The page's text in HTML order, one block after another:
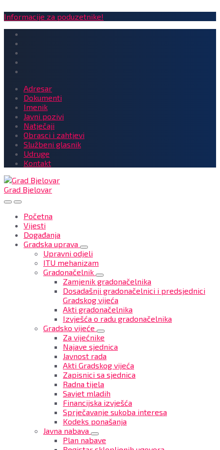
Informacije za poduzetnike!
Adresar
Dokumenti
Imenik
Javni pozivi
Natječaji
Obrasci i zahtjevi
Službeni glasnik
Udruge
Kontakt
Grad Bjelovar
Početna
Vijesti
Događanja
Gradska uprava
Upravni odjeli
ITU mehanizam
Gradonačelnik
Zamjenik gradonačelnika
Dosadašnji gradonačelnici i predsjednici
Gradskog vijeća
Akti gradonačelnika
Izvješća o radu gradonačelnika
Gradsko vijeće
Za vijećnike
Najave sjednica
Javnost rada
Akti Gradskog vijeća
Zapisnici sa sjednica
Radna tijela
Savjet mladih
Financijska izvješća
Sprječavanje sukoba interesa
Kodeks ponašanja
Javna nabava
Plan nabave